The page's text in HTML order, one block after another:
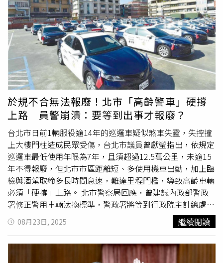
FPC）。根據《AndwinCircuts》在2025年5月發出的文章顯
示，柔性PCB中的銅導體，在反覆彎曲過程中會發生「加工
硬化」（work-hardening）現象，銅材逐漸變硬變脆，最終
形成微裂紋並擴展至完全斷裂。（圖／翻攝自andwinpcb）
為了避免柔性PCB內的銅導體發生斷裂，業界大多都會給予
彎折處一個比例的彎曲區域，文章中也建議彎曲半徑應為材
料厚度的6-10倍，如果彎曲過緊，會大幅縮短排線壽命。另
外在美國「AlphaWire」的官方網站中，也能找到一份有關
柔性電纜常見的故障原因，其中之一就明確提到「摩擦」，
如果纜線在運動過程中與其他物體持續摩擦，會導致外層護
套和絕緣層逐漸磨損，進而導致纜線故障。這邊指的是有著
厚實的橡膠包裹住的電纜，有如此強大的保護下，還是會因
為摩擦而破損。那夾在摺疊機轉軸內、幾乎沒有任何保護可
言的轉軸排線呢？再回到《AndwinCircuts》的文章，當中
也明確提及，柔性PCB彎曲的過程中如果有摩擦，會導致夾
在中間的銅導體嚴重磨損，進而導致柔性PCB失效。（圖／
翻攝自andwinpcb）所以摺疊機的轉軸排線在狹小的空間中
不斷地反覆彎折，會發生問題是遲早的事情。而且如今
Fold7又主打著最為輕薄的摺疊手機，在這樣的情況下，是
否會更加加劇轉軸排線的摩擦，導致轉軸排線問題不斷發生
呢？摺疊機一次次的螢幕開合，到底是聲光影音的最佳體
工作。根據附近村民指出，死者所駕駛的休旅車在事發地點
自前晚約9時起就已停放，當時並未引起注意。直至接近凌
晨12時，住在附近的親屬發現兩人久未現身，前往查看時驚
見兩人倒臥車內，遂緊急通知警方與醫護單位。死者親屬卡
蒂嘉阿布峇卡（Khadijah Abu Bakar，37歲）受訪時表示，
母女平日下班後都會先到她位於巴也隆布的住家吃晚餐，通
常晚上10時左右才返家。案發當晚她準備好晚餐，遲遲未見
兩人到來，連打20多通電話均無人接聽，甚至發訊息也未獲
回應。「直到晚上11時，我哥哥來電告知，在住家50公尺
外的路邊發現她們的車。我們趕到現場時，嘗試進行心肺復
甦術但已來不及，當時車內有非常濃烈的不明氣體味。」她
補充，死者日前曾透露車輛冷氣系統有問題，案發當天才剛
送修回來，不料竟釀成悲劇。警方初步推測，兩人可能是在
車內啟動冷氣休息時，因冷氣系統故障導致廢氣滲入車內，
進而吸入過量一氧化碳（karbon monoksida）導致窒息身
亡。兩具遺體已送往甲中央醫院進行解剖，同時抽取血液樣
本以化驗是否確為一氧化碳中毒。警方表示，目前未發現任
何刑事因素，案件暫列為猝死案（Sudden Death Report，
SDR）處理。警方封鎖現場搜證，並採集血液樣本送往化
驗，以確認是否為一氧化碳中毒所致。（圖／翻攝自FB，
於規不合無法報廢！北市「高齡警車」硬撐
上路 員警崩潰：要等到出事才報廢？
台北市日前1輛服役逾14年的巡邏車疑似煞車失靈，失控撞
上大樓門柱造成民眾受傷，台北市議員曾獻瑩指出，依規定
巡邏車最低使用年限為7年，且須超過12.5萬公里，未逾15
年不得報廢，但北市市區距離短、多使用機車出勤，加上臨
檢與酒駕取締多長時間怠速，難達里程門檻，導致高齡車輛
必須「硬撐」上路。 北市警察局回應，曾建議內政部警政
署修正警用車輛汰換標準，警政署將等到行政院主計總處調
查「共同性費用編列基準」修正意見時反映修正。依「警察
機關車輛設置基準」規定，巡邏車及偵防車的最低使用年限
為7年，且須超過12.5萬公里，未逾15年不得報廢。曾獻瑩
說，北市現有警用汽車約1097輛、警用機車4156輛，機車
08月23日, 2025 繼續閱讀